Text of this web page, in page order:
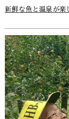
新鮮な魚と温泉が楽